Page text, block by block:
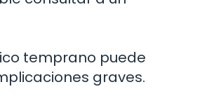
temprano puede
graves.